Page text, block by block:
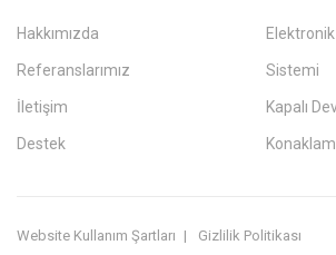
Hakkımızda
Referanslarımız
İletişim
Destek
Sistemi
Kapalı
Website Kullanım Şartları Gizlilik Politikası